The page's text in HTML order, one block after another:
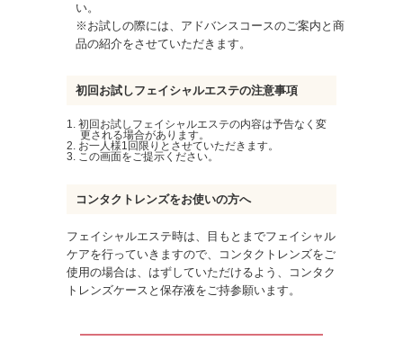
い。
※お試しの際には、アドバンスコースのご案内と商
品の紹介をさせていただきます。
初回お試しフェイシャルエステの注意事項
初回お試しフェイシャルエステの内容は予告なく変
更される場合があります。
お一人様1回限りとさせていただきます。
この画面をご提示ください。
コンタクトレンズをお使いの方へ
フェイシャルエステ時は、目もとまでフェイシャル
ケアを行っていきますので、コンタクトレンズをご
使用の場合は、はずしていただけるよう、コンタク
トレンズケースと保存液をご持参願います。